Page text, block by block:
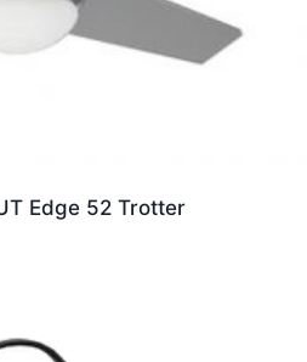
Edge 52 Trotter